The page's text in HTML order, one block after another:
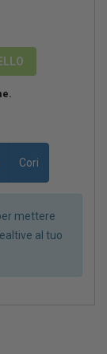
Cori
mettere
al tuo